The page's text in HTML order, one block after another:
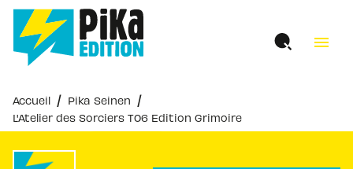
MENU RECHERCHE
PIED DE PAGE
menu
Accueil / Pika Seinen /
L'Atelier des Sorciers T06 Edition Grimoire